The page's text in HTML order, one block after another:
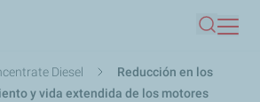
contenido
principal
Buscar
Diesel
Reducción en los
y vida extendida de los motores